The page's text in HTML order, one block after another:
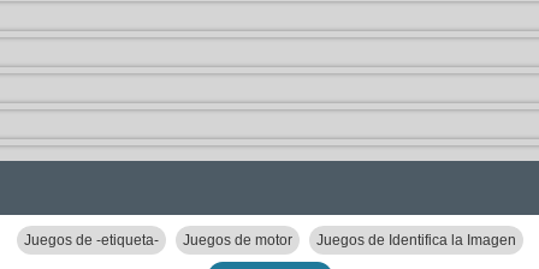
Juegos de -etiqueta- Juegos de motor Juegos de Identifica la Imagen